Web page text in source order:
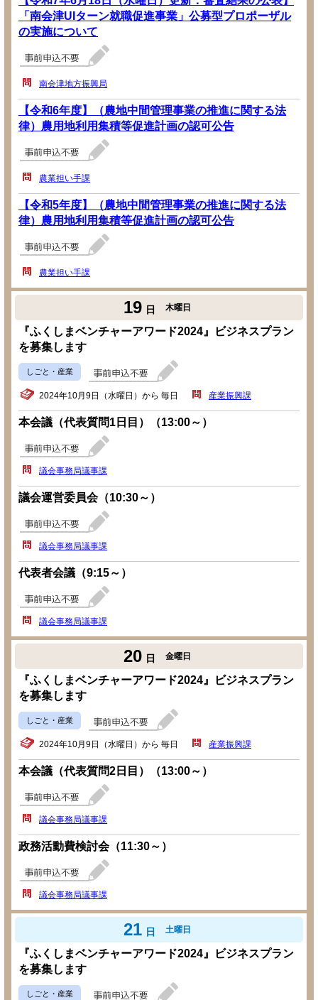
「南会津UIターン就職促進事業」公募型プロポーザル
の実施について
南会津地方振興局
【令和6年度】（農地中間管理事業の推進に関する法
律）農用地利用集積等促進計画の認可公告
農業担い手課
【令和5年度】（農地中間管理事業の推進に関する法
律）農用地利用集積等促進計画の認可公告
農業担い手課
19 日 木曜日
『ふくしまベンチャーアワード2024』ビジネスプラン
を募集します
しごと・産業
2024年10月9日（水曜日）から 毎日 産業振興課
本会議（代表質問1日目）（13:00～）
議会事務局議事課
議会運営委員会（10:30～）
議会事務局議事課
代表者会議（9:15～）
議会事務局議事課
20 日 金曜日
『ふくしまベンチャーアワード2024』ビジネスプラン
を募集します
しごと・産業
2024年10月9日（水曜日）から 毎日 産業振興課
本会議（代表質問2日目）（13:00～）
議会事務局議事課
政務活動費検討会（11:30～）
議会事務局議事課
21 日 土曜日
『ふくしまベンチャーアワード2024』ビジネスプラン
を募集します
しごと・産業